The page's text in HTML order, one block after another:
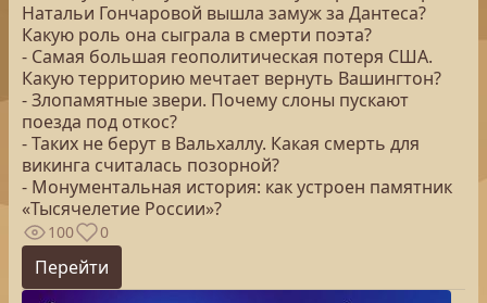
Натальи Гончаровой вышла замуж за Дантеса?
Какую роль она сыграла в смерти поэта?
- Самая большая геополитическая потеря США.
Какую территорию мечтает вернуть Вашингтон?
- Злопамятные звери. Почему слоны пускают
поезда под откос?
- Таких не берут в Вальхаллу. Какая смерть для
викинга считалась позорной?
- Монументальная история: как устроен памятник
«Тысячелетие России»?
100 0
Перейти